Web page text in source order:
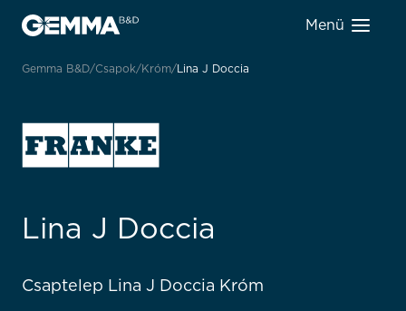
Menü
Gemma B&D Csapok Króm Lina J Doccia
Lina J Doccia
Csaptelep Lina J Doccia Króm